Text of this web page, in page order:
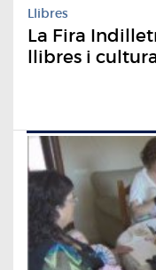
Llibres
La Fira
llibres i